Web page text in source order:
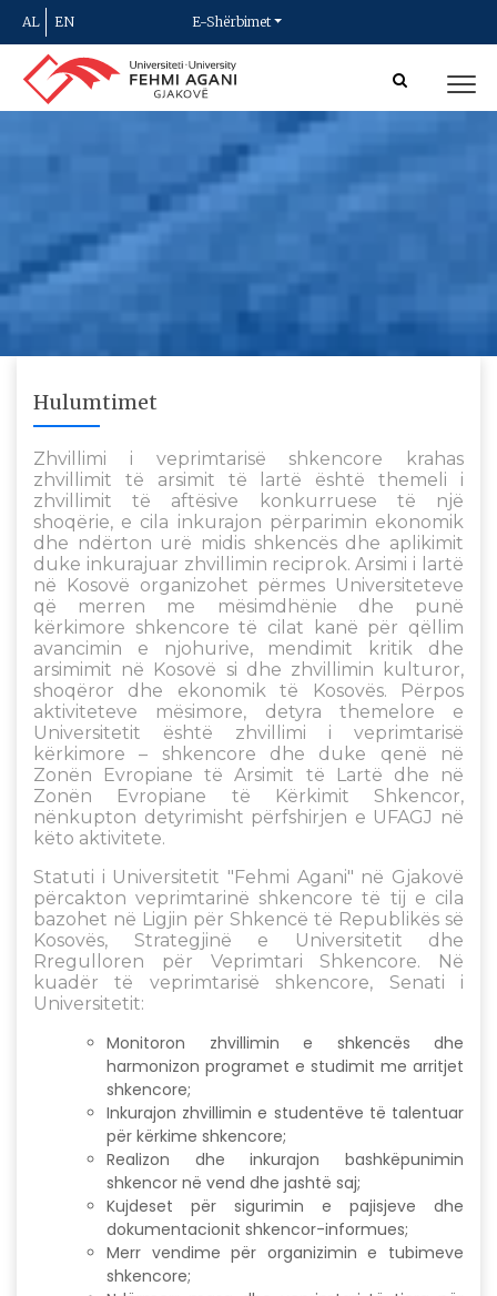
AL EN E-Shërbimet
Hulumtimet
Zhvillimi i veprimtarisë shkencore krahas
zhvillimit të arsimit të lartë është themeli i
zhvillimit të aftësive konkurruese të një
shoqërie, e cila inkurajon përparimin ekonomik
dhe ndërton urë midis shkencës dhe aplikimit
duke inkurajuar zhvillimin reciprok. Arsimi i lartë
në Kosovë organizohet përmes Universiteteve
që merren me mësimdhënie dhe punë
kërkimore shkencore të cilat kanë për qëllim
avancimin e njohurive, mendimit kritik dhe
arsimimit në Kosovë si dhe zhvillimin kulturor,
shoqëror dhe ekonomik të Kosovës. Përpos
aktiviteteve mësimore, detyra themelore e
Universitetit është zhvillimi i veprimtarisë
kërkimore – shkencore dhe duke qenë në
Zonën Evropiane të Arsimit të Lartë dhe në
Zonën Evropiane të Kërkimit Shkencor,
nënkupton detyrimisht përfshirjen e UFAGJ në
këto aktivitete.
Statuti i Universitetit "Fehmi Agani" në Gjakovë
përcakton veprimtarinë shkencore të tij e cila
bazohet në Ligjin për Shkencë të Republikës së
Kosovës, Strategjinë e Universitetit dhe
Rregulloren për Veprimtari Shkencore. Në
kuadër të veprimtarisë shkencore, Senati i
Universitetit:
Monitoron zhvillimin e shkencës dhe
harmonizon programet e studimit me arritjet
shkencore;
Inkurajon zhvillimin e studentëve të talentuar
për kërkime shkencore;
Realizon dhe inkurajon bashkëpunimin
shkencor në vend dhe jashtë saj;
Kujdeset për sigurimin e pajisjeve dhe
dokumentacionit shkencor-informues;
Merr vendime për organizimin e tubimeve
shkencore;